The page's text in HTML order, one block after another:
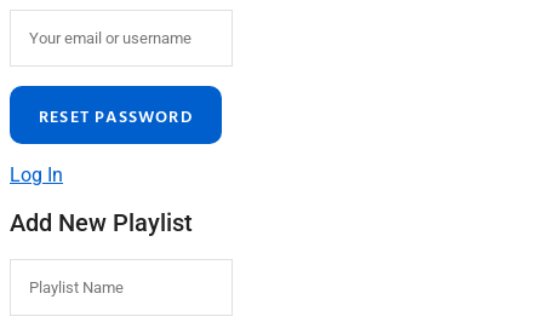
Log In
Add New Playlist